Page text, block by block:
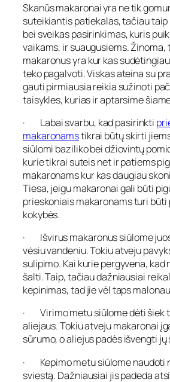
Skanūs makaronai yra ne tik
suteikiantis patiekalas, tačiau
bei sveikas pasirinkimas, kuris
vaikams, ir suaugusiems.
makaronus yra kur kas
teko pagalvoti. Viskas ateina su
gauti pirmiausia reikia sužinoti
taisykles, kurias ir aptarsime
· Labai svarbu, kad pasirinkti
makaronamstikrai būtų skirti
siūlomi baziliko bei džiovintų
kurie tikrai suteis net ir patiems
makaronams kur kas daugiau
Tiesa, jeigu makaronai gali būti
prieskoniais makaronams turi
kokybės.
· Išvirus makaronus siūlome
vėsiu vandeniu. Tokiu atveju
sulipimo. Kai kurie pergyvena, kad
šalti. Taip, tačiau dažniausiai
kepinimas, tad jie vėl taps
· Virimo metu siūlome dėti šiek
aliejaus. Tokiu atveju makaronai
sūrumo, o aliejus padės išvengti jų
· Kepimo metu siūlome naudoti
sviestą. Dažniausiai jis padeda